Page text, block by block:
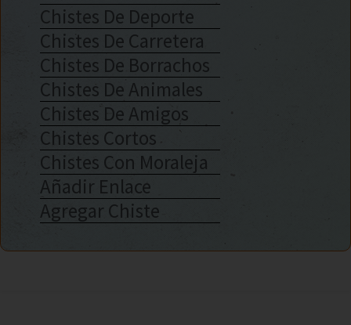
Chistes De Deporte
Chistes De Carretera
Chistes De Borrachos
Chistes De Animales
Chistes De Amigos
Chistes Cortos
Chistes Con Moraleja
Añadir Enlace
Agregar Chiste